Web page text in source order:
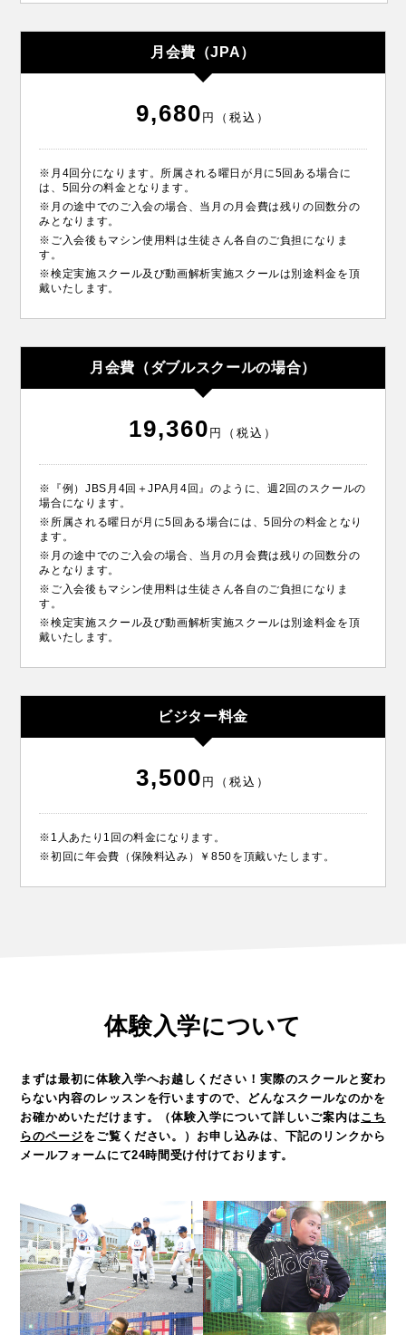
月会費（JPA）
9,680 円（税込）
※月4回分になります。所属される曜日が月に5回ある場合に
は、5回分の料金となります。
※月の途中でのご入会の場合、当月の月会費は残りの回数分の
みとなります。
※ご入会後もマシン使用料は生徒さん各自のご負担になりま
す。
※検定実施スクール及び動画解析実施スクールは別途料金を頂
戴いたします。
月会費（ダブルスクールの場合）
19,360 円（税込）
※『例）JBS月4回＋JPA月4回』のように、週2回のスクールの
場合になります。
※所属される曜日が月に5回ある場合には、5回分の料金となり
ます。
※月の途中でのご入会の場合、当月の月会費は残りの回数分の
みとなります。
※ご入会後もマシン使用料は生徒さん各自のご負担になりま
す。
※検定実施スクール及び動画解析実施スクールは別途料金を頂
戴いたします。
ビジター料金
3,500 円（税込）
※1人あたり1回の料金になります。
※初回に年会費（保険料込み）￥850を頂戴いたします。
体験入学について
まずは最初に体験入学へお越しください！ 実際のスクールと変わ
らない内容のレッスンを行いますので、どんなスクールなのかを
お確かめいただけます。
（体験入学について詳しいご案内はこち
らのページをご覧ください。） お申し込みは、下記のリンクから
メールフォームにて24時間受け付けております。